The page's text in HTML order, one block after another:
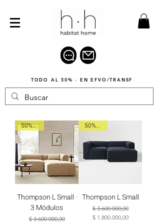
TODO AL 50% · EN EFVO/TRANSF
50% OFF
Thompson L Small ·
3 Módulos
Precio
$ 3.600.000,00Precio de oferta
50% OFF
Thompson L Small
Precio
$ 3.600.000,00Precio de oferta
$ 1.800.000,00